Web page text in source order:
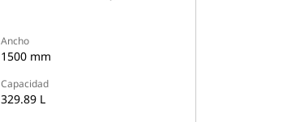
Ancho
1500 mm
Capacidad
329.89 L